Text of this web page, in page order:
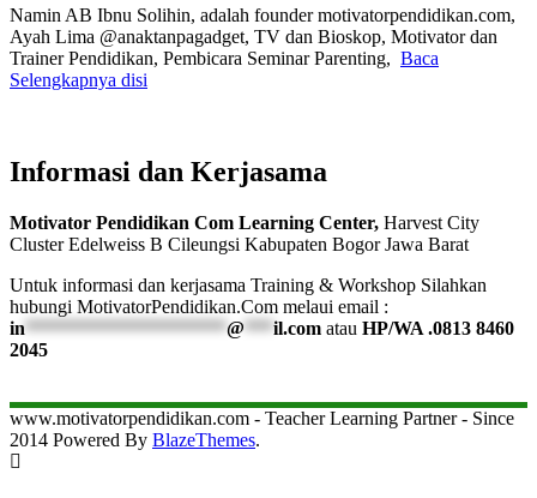
Namin AB Ibnu Solihin, adalah founder motivatorpendidikan.com,
Ayah Lima @anaktanpagadget, TV dan Bioskop, Motivator dan
Trainer Pendidikan, Pembicara Seminar Parenting, Baca
Selengkapnya disi
Informasi dan Kerjasama
Motivator Pendidikan Com Learning Center, Harvest City
Cluster Edelweiss B Cileungsi Kabupaten Bogor Jawa Barat
Untuk informasi dan kerjasama Training & Workshop Silahkan
hubungi MotivatorPendidikan.Com melaui email :
in *********************@ ***il.com atau HP/WA .0813 8460
2045
www.motivatorpendidikan.com - Teacher Learning Partner - Since
2014 Powered By BlazeThemes.